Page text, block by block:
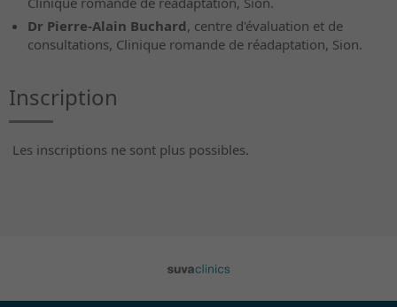
Dr Pierre-Alain Buchard, centre d'évaluation et de
consultations, Clinique romande de réadaptation, Sion.
Inscription
Les inscriptions ne sont plus possibles.